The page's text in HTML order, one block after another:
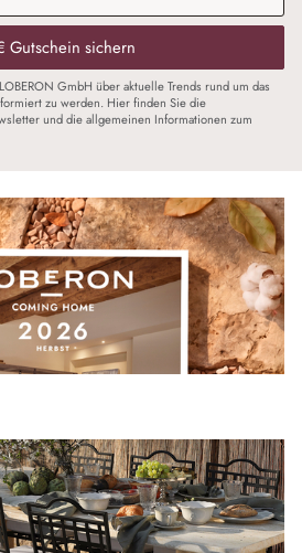
Gutschein sichern
GmbH über aktuelle Trends rund um das
zu werden. Hier finden Sie die
und die allgemeinen Informationen zum